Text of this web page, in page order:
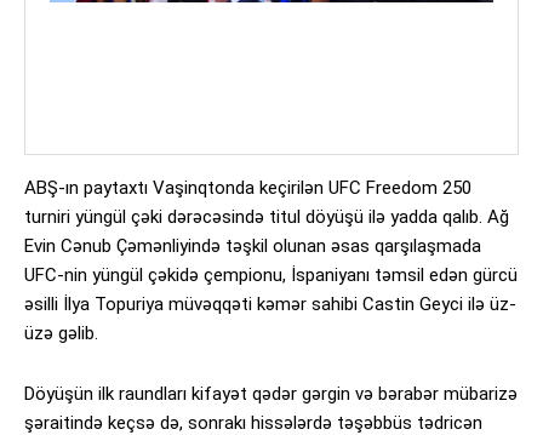
ABŞ-ın paytaxtı Vaşinqtonda keçirilən UFC Freedom 250
turniri yüngül çəki dərəcəsində titul döyüşü ilə yadda qalıb. Ağ
Evin Cənub Çəmənliyində təşkil olunan əsas qarşılaşmada
UFC-nin yüngül çəkidə çempionu, İspaniyanı təmsil edən gürcü
əsilli İlya Topuriya müvəqqəti kəmər sahibi Castin Geyci ilə üz-
üzə gəlib.
Döyüşün ilk raundları kifayət qədər gərgin və bərabər mübarizə
şəraitində keçsə də, sonrakı hissələrdə təşəbbüs tədricən